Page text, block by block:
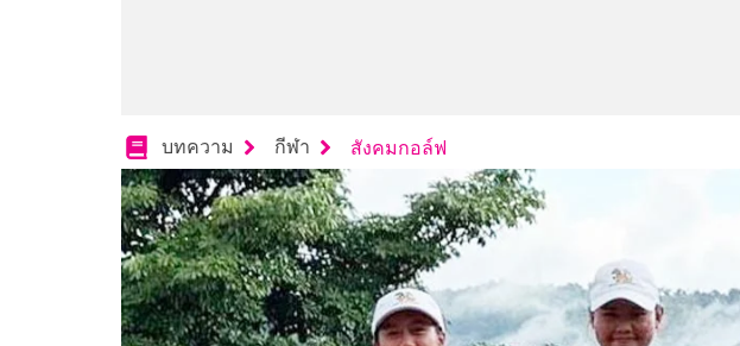
บทความ กีฬา สังคมกอล์ฟ